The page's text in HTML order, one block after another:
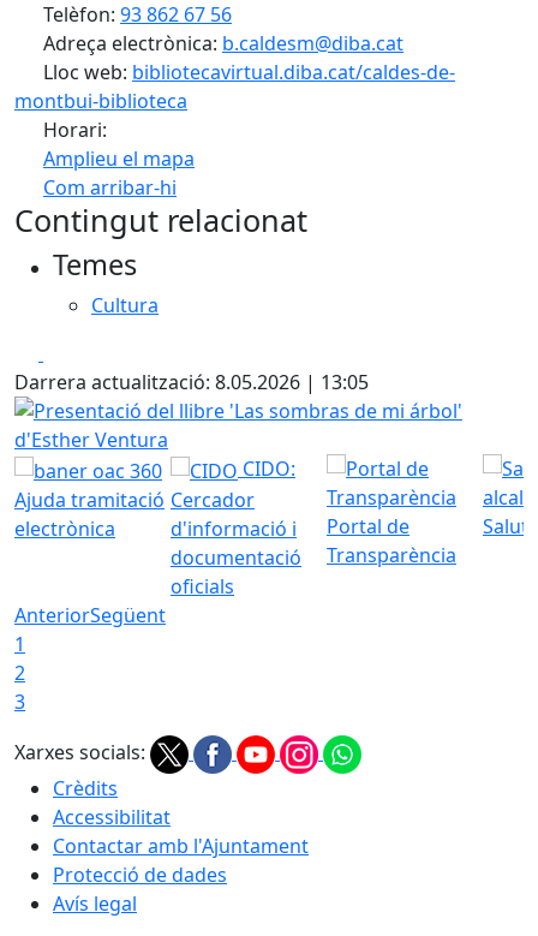
Telèfon: 93 862 67 56
Adreça electrònica: b.caldesm@diba.cat
Lloc web: bibliotecavirtual.diba.cat/caldes-de-
montbui-biblioteca
Horari:
Amplieu el mapa
Com arribar-hi
+
Contingut relacionat
Temes
Cultura
Darrera actualització: 8.05.2026 | 13:05
Presentació del llibre 'Las sombras de mi árbol' d'Esther
Ajuda tramitació
electrònica
CIDO:
Cercador
d'informació i
documentació
oficials
Portal de
Transparència
AnteriorSegüent
1
2
3
Xarxes socials:
Crèdits
Accessibilitat
Contactar amb l'Ajuntament
Protecció de dades
Avís legal